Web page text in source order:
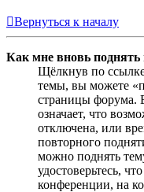
Вернуться к началу
Как мне вновь
Щёлкнув по
темы, вы можете
страницы форума.
означает, что
отключена, или
повторного
можно поднять
удостоверьтесь,
конференции, на